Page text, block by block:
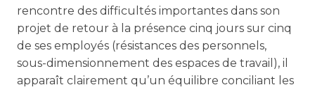
rencontre des difficultés importantes dans son
projet de retour à la présence cinq jours sur cinq
de ses employés (résistances des personnels,
sous-dimensionnement des espaces de travail), il
apparaît clairement qu’un équilibre conciliant les